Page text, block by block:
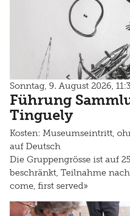
Sonntag, 9. August 2026,
Führung
Tinguely
Kosten: Museumseintritt,
auf Deutsch
Die Gruppengrösse ist auf
beschränkt, Teilnahme
come, first served»